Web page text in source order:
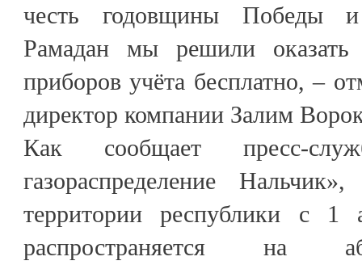
честь годовщины Победы и
Рамадан мы решили оказать
приборов учёта бесплатно, –
директор компании Залим
Как сообщает пресс-
газораспределение
территории республики с
распространяется на